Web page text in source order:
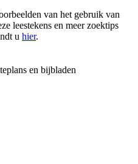
van het gebruik van
leestekens en meer zoektips
u hier.
en bijbladen